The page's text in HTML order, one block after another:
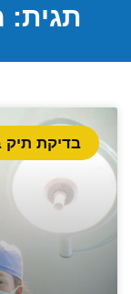
תגית:
בדיקת תיק